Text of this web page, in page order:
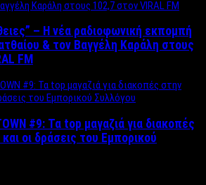
– Η νέα ραδιοφωνική εκπομπή
& τον Βαγγέλη Καράλη στους
FM
#9: Τα top μαγαζιά για διακοπές
οι δράσεις του Εμπορικού